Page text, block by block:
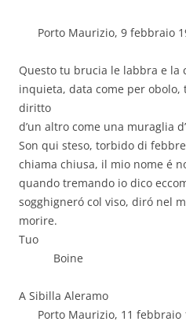
Porto Maurizio, 9 febbraio
Questo tu brucia le labbra e la
inquieta, data come per
diritto
d’un altro come una muraglia
Son qui steso, torbido di
chiama chiusa, il mio nome é
quando tremando io dico
sogghigneró col viso, diró nel
morire.
Tuo
Boine
A Sibilla Aleramo
Porto Maurizio, 11 febbraio